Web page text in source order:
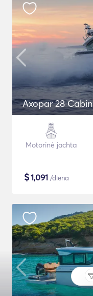
Axopar 28 Cabin
Motorinė jachta
$1,091 /diena